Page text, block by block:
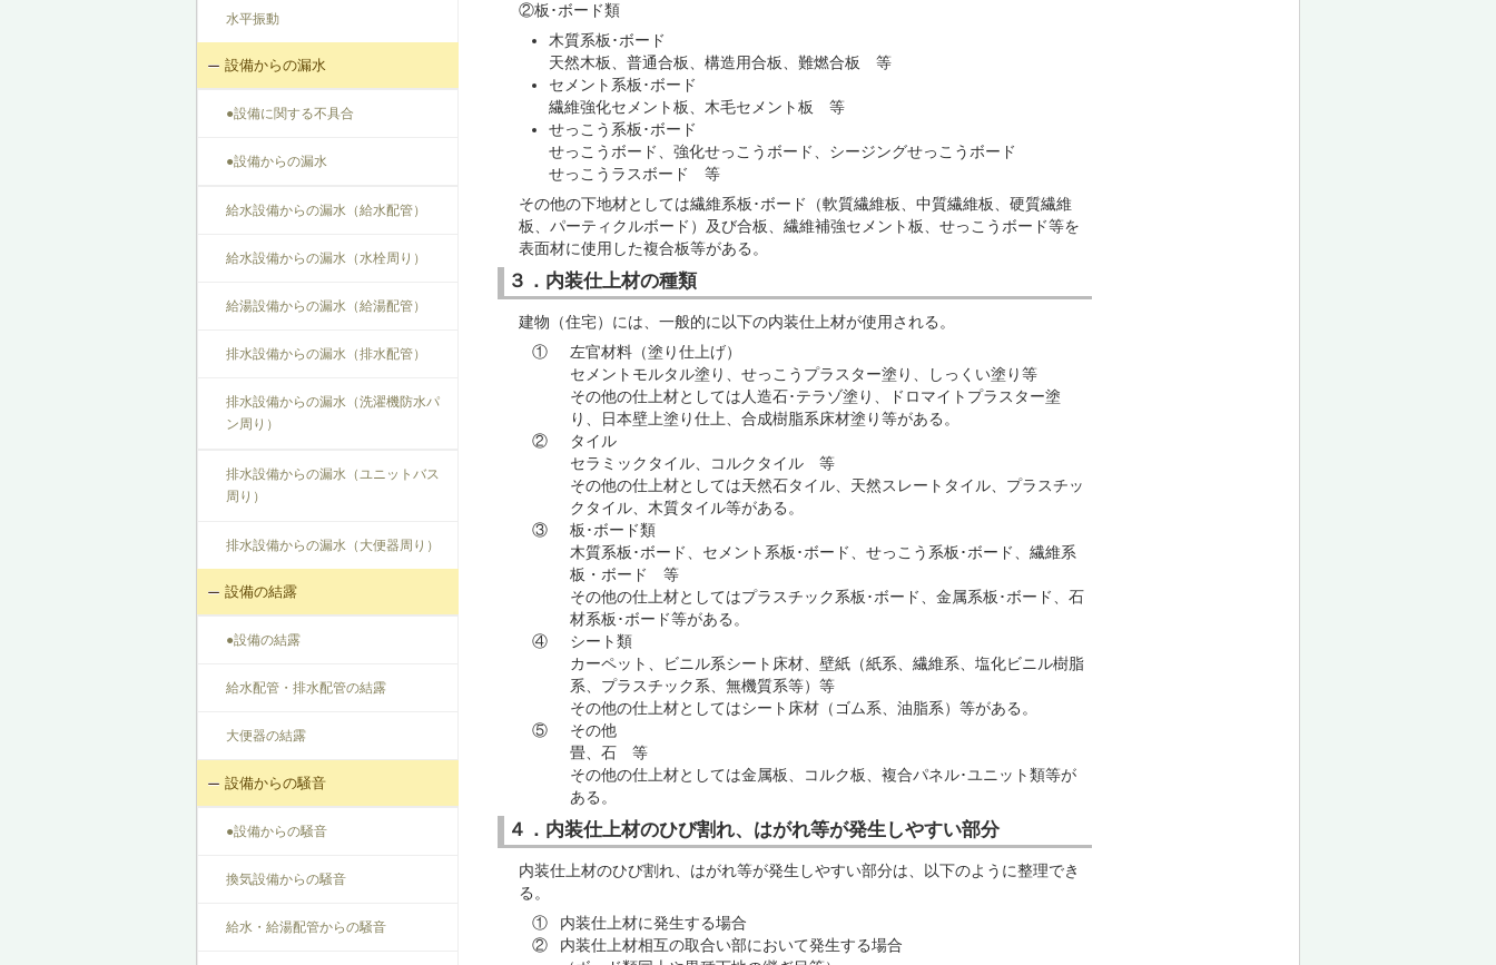
水平振動
設備からの漏水
●設備に関する不具合
●設備からの漏水
給水設備からの漏水（給水配管）
給水設備からの漏水（水栓周り）
給湯設備からの漏水（給湯配管）
排水設備からの漏水（排水配管）
排水設備からの漏水（洗濯機防水パ
ン周り）
排水設備からの漏水（ユニットバス
周り）
排水設備からの漏水（大便器周り）
設備の結露
●設備の結露
給水配管・排水配管の結露
大便器の結露
設備からの騒音
●設備からの騒音
換気設備からの騒音
給水・給湯配管からの騒音
②板･ボード類
木質系板･ボード
天然木板、普通合板、構造用合板、難燃合板 等
セメント系板･ボード
繊維強化セメント板、木毛セメント板 等
せっこう系板･ボード
せっこうボード、強化せっこうボード、シージングせっこうボード
せっこうラスボード 等
その他の下地材としては繊維系板･ボード（軟質繊維板、中質繊維板、硬質繊維
板、パーティクルボード）及び合板、繊維補強セメント板、せっこうボード等を
表面材に使用した複合板等がある。
３．内装仕上材の種類
建物（住宅）には、一般的に以下の内装仕上材が使用される。
①
左官材料（塗り仕上げ）
セメントモルタル塗り、せっこうプラスター塗り、しっくい塗り等
その他の仕上材としては人造石･テラゾ塗り、ドロマイトプラスター塗
り、日本壁上塗り仕上、合成樹脂系床材塗り等がある。
②
タイル
セラミックタイル、コルクタイル 等
その他の仕上材としては天然石タイル、天然スレートタイル、プラスチッ
クタイル、木質タイル等がある。
③
板･ボード類
木質系板･ボード、セメント系板･ボード、せっこう系板･ボード、繊維系
板・ボード 等
その他の仕上材としてはプラスチック系板･ボード、金属系板･ボード、石
材系板･ボード等がある。
④
シート類
カーペット、ビニル系シート床材、壁紙（紙系、繊維系、塩化ビニル樹脂
系、プラスチック系、無機質系等）等
その他の仕上材としてはシート床材（ゴム系、油脂系）等がある。
⑤
その他
畳、石 等
その他の仕上材としては金属板、コルク板、複合パネル･ユニット類等が
ある。
４．内装仕上材のひび割れ、はがれ等が発生しやすい部分
内装仕上材のひび割れ、はがれ等が発生しやすい部分は、以下のように整理でき
る。
①
内装仕上材に発生する場合
②
内装仕上材相互の取合い部において発生する場合